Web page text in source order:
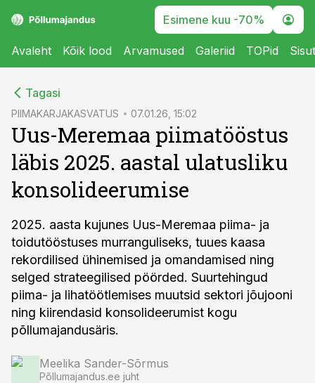
Esimene kuu -70%
Avaleht Kõik lood Arvamused Galeriid TOPid
Tagasi
PIIMAKARJAKASVATUS 07.01.26, 15:02
Uus-Meremaa piimatööstus
läbis 2025. aastal ulatusliku
konsolideerumise
2025. aasta kujunes Uus-Meremaa piima- ja
toidutööstuses murranguliseks, tuues kaasa
rekordilised ühinemised ja omandamised ning
selged strateegilised pöörded. Suurtehingud
piima- ja lihatöötlemises muutsid sektori jõujooni
ning kiirendasid konsolideerumist kogu
põllumajandusäris.
Meelika Sander-Sõrmus
Põllumajandus.ee juht